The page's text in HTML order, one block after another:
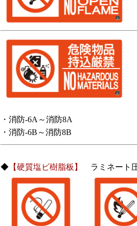
・消防-6A～消防8A
・消防-6B～消防8B
◆ 【硬質塩ビ樹脂板】 ラミネート